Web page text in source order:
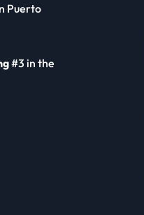
Puerto
#3 in the